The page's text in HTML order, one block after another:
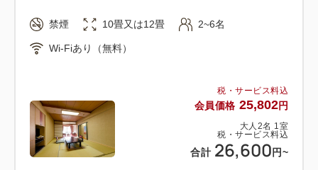
・ご到着が18時を過ぎる際は必ずご連絡ください。
19時半以降は夕食のご用意ができない場合がござい
●ご注意
6歳以上のお客様は入湯税150円が別途必要です。
1歳以上3歳未満のお客様は施設使用料として（食
税・サービス料込
会員価格 25,802円
大人 2名 1室
税・サービス料込
合計 26,600 円~
禁煙 10畳又は12畳 2~6名
Wi-Fiあり（無料）